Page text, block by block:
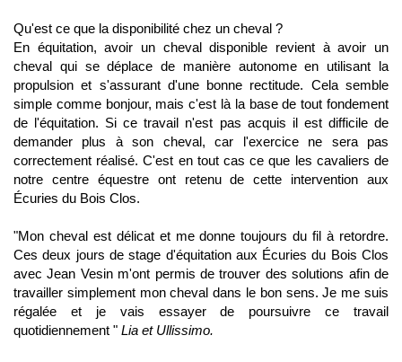
Qu'est ce que la disponibilité chez un cheval ?
En équitation, avoir un cheval disponible revient à avoir un
cheval qui se déplace de manière autonome en utilisant la
propulsion et s'assurant d'une bonne rectitude. Cela semble
simple comme bonjour, mais c'est là la base de tout fondement
de l'équitation. Si ce travail n'est pas acquis il est difficile de
demander plus à son cheval, car l'exercice ne sera pas
correctement réalisé. C'est en tout cas ce que les cavaliers de
notre centre équestre ont retenu de cette intervention aux
Écuries du Bois Clos.
"Mon cheval est délicat et me donne toujours du fil à retordre.
Ces deux jours de stage d'équitation aux Écuries du Bois Clos
avec Jean Vesin m'ont permis de trouver des solutions afin de
travailler simplement mon cheval dans le bon sens. Je me suis
régalée et je vais essayer de poursuivre ce travail
quotidiennement " Lia et Ullissimo.